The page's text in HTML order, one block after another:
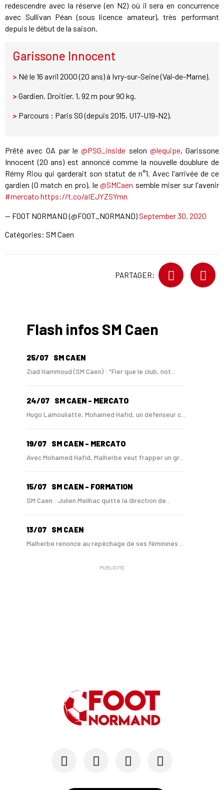
redescendre avec la réserve (en N2) où il sera en concurrence
avec Sullivan Péan (sous licence amateur), très performant
depuis le début de la saison.
Garissone Innocent
> Né le 16 avril 2000 (20 ans) à Ivry-sur-Seine (Val-de-Marne).
> Gardien. Droitier. 1, 92 m pour 90 kg.
> Parcours : Paris SG (depuis 2015, U17-U19-N2).
Prêté avec OA par le@PSG_inside selon @lequipe, Garissone
Innocent (20 ans) est annoncé comme la nouvelle doublure de
Rémy Riou qui garderait son statut de n°1. Avec l'arrivée de ce
gardien (0 match en pro), le @SMCaen semble miser sur l'avenir
#mercato https://t.co/aIEJYZSYmn
— FOOT NORMAND (@FOOT_NORMAND)September 30, 2020
Catégories: SM Caen
PARTAGER:
Flash infos SM Caen
25/07 SM CAEN
Ziad Hammoud (SM Caen) : "Fier que le club, not...
24/07 SM CAEN - MERCATO
Hugo Lamouliatte, Mohamed Hafid, un défenseur c...
19/07 SM CAEN - MERCATO
Avec Mohamed Hafid, Malherbe veut frapper un gr...
15/07 SM CAEN - FORMATION
SM Caen : Julien Meilhac quitte la direction de...
13/07 SM CAEN
Malherbe renonce au repêchage de ses féminines ...
SM CAEN - MERCATO
Le Rouennais Nassim Titebah sur les tablettes d...
Le Stade Malherbe sur le point de sécuriser une...
PUBLICITÉ